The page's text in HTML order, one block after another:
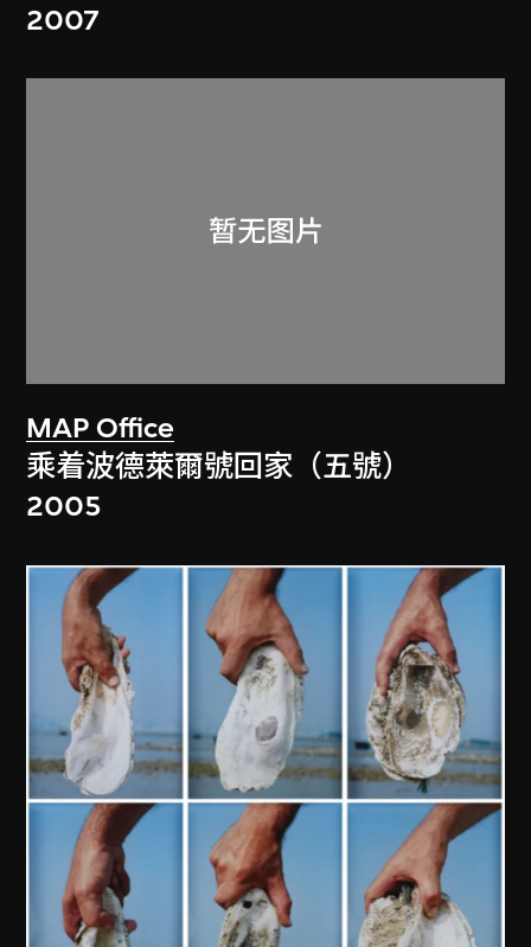
2007
MAP Office
乘着波德萊爾號回家（五號）
2005